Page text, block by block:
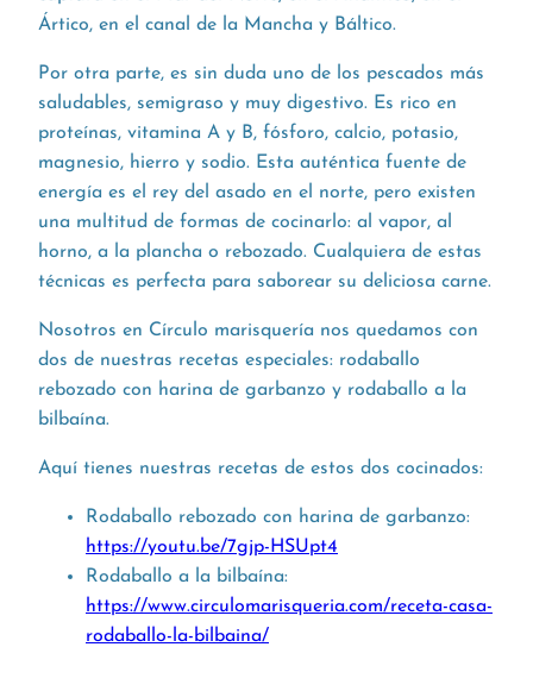
Ártico, en el canal de la Mancha y Báltico.
Por otra parte, es sin duda uno de los pescados más
saludables, semigraso y muy digestivo. Es rico en
proteínas, vitamina A y B, fósforo, calcio, potasio,
magnesio, hierro y sodio. Esta auténtica fuente de
energía es el rey del asado en el norte, pero existen
una multitud de formas de cocinarlo: al vapor, al
horno, a la plancha o rebozado. Cualquiera de estas
técnicas es perfecta para saborear su deliciosa carne.
Nosotros en Círculo marisquería nos quedamos con
dos de nuestras recetas especiales: rodaballo
rebozado con harina de garbanzo y rodaballo a la
bilbaína.
Aquí tienes nuestras recetas de estos dos cocinados:
Rodaballo rebozado con harina de garbanzo:
https://youtu.be/7gjp-HSUpt4
Rodaballo a la bilbaína:
https://www.circulomarisqueria.com/receta-casa-
rodaballo-la-bilbaina/